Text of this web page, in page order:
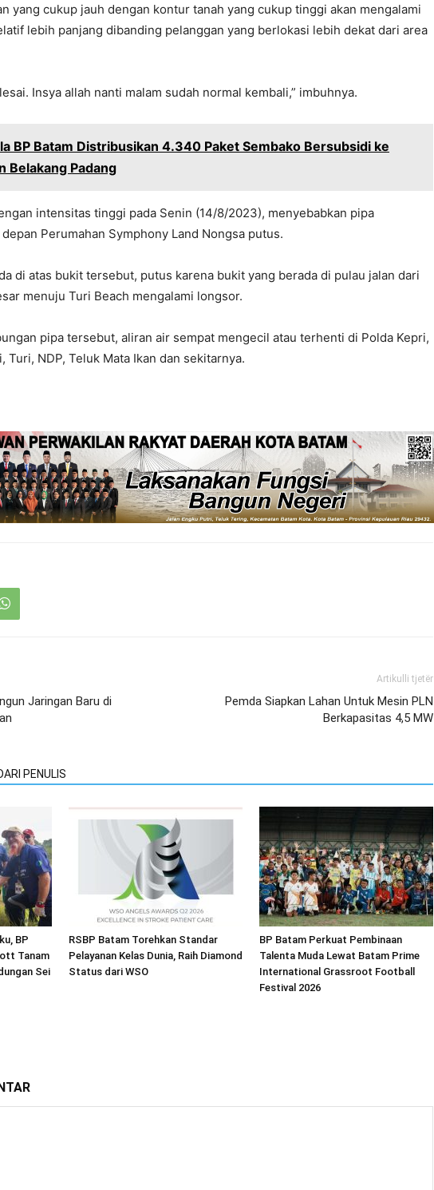
yang cukup jauh dengan kontur tanah yang cukup tinggi akan mengalami
lebih panjang dibanding pelanggan yang berlokasi lebih dekat dari area
Insya allah nanti malam sudah normal kembali,” imbuhnya.
BP Batam Distribusikan 4.340 Paket Sembako Bersubsidi ke
Belakang Padang
intensitas tinggi pada Senin (14/8/2023), menyebabkan pipa
Perumahan Symphony Land Nongsa putus.
di atas bukit tersebut, putus karena bukit yang berada di pulau jalan dari
menuju Turi Beach mengalami longsor.
pipa tersebut, aliran air sempat mengecil atau terhenti di Polda Kepri,
Turi, NDP, Teluk Mata Ikan dan sekitarnya.
Jaringan Baru di
Artikulli tjetër
Pemda Siapkan Lahan Untuk Mesin PLN
Berkapasitas 4,5 MW
PENULIS
BP
Tanam
Sei
RSBP Batam Torehkan Standar
Pelayanan Kelas Dunia, Raih Diamond
Status dari WSO
BP Batam Perkuat Pembinaan
Talenta Muda Lewat Batam Prime
International Grassroot Football
Festival 2026